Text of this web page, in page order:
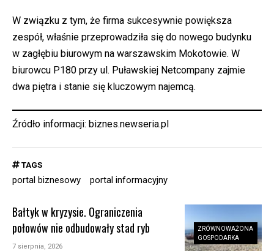
W związku z tym, że firma sukcesywnie powiększa
zespół, właśnie przeprowadziła się do nowego budynku
w zagłębiu biurowym na warszawskim Mokotowie. W
biurowcu P180 przy ul. Puławskiej Netcompany zajmie
dwa piętra i stanie się kluczowym najemcą.
Źródło informacji: biznes.newseria.pl
TAGS
portal biznesowy portal informacyjny
ZRÓWNOWAŻONA
GOSPODARKA
Bałtyk w kryzysie. Ograniczenia
połowów nie odbudowały stad ryb
7 sierpnia, 2026